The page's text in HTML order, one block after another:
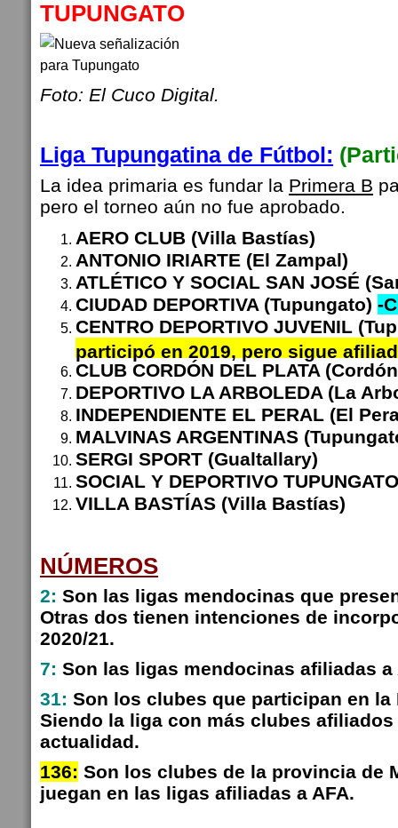
TUPUNGATO
Foto: El Cuco Digital.
Liga Tupungatina de Fútbol:
La idea primaria es fundar la Primera B
pero el torneo aún no fue aprobado.
AERO CLUB (Villa Bastías)
ANTONIO IRIARTE (El Zampal)
ATLÉTICO Y SOCIAL SAN JOSÉ
CIUDAD DEPORTIVA (Tupungato) -
CENTRO DEPORTIVO JUVENIL
participó en 2019, pero sigue
CLUB CORDÓN DEL PLATA
DEPORTIVO LA ARBOLEDA (La
INDEPENDIENTE EL PERAL (El
MALVINAS ARGENTINAS
SERGI SPORT (Gualtallary)
SOCIAL Y DEPORTIVO
VILLA BASTÍAS (Villa Bastías)
NÚMEROS
2: Son las ligas mendocinas que
Otras dos tienen intenciones de
2020/21.
7: Son las ligas mendocinas afiliadas a
31: Son los clubes que participan en la
Siendo la liga con más clubes
actualidad.
136: Son los clubes de la provincia de
juegan en las ligas afiliadas a AFA.